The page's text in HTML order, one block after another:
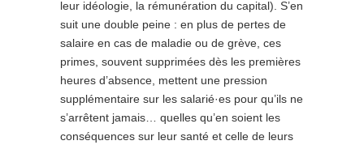
leur idéologie, la rémunération du capital). S’en
suit une double peine : en plus de pertes de
salaire en cas de maladie ou de grève, ces
primes, souvent supprimées dès les premières
heures d’absence, mettent une pression
supplémentaire sur les salarié·es pour qu’ils ne
s’arrêtent jamais… quelles qu’en soient les
conséquences sur leur santé et celle de leurs